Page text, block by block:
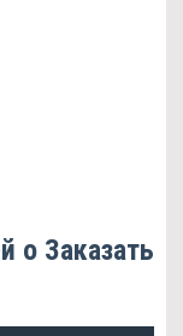
о Заказать